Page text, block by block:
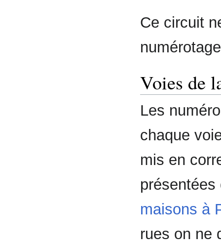
Ce circuit
Voies de
Les
chaque
mis en
maisons à
rues on ne